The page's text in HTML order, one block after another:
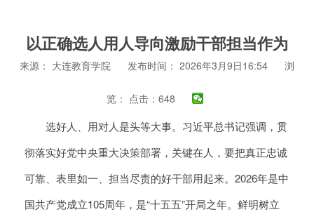
以正确选人用人导向激励干部担当作为
来源： 大连教育学院 发布时间： 2026年3月9日16:54 浏
览： 点击：648
选好人、用对人是头等大事。习近平总书记强调，贯
彻落实好党中央重大决策部署，关键在人，要把真正忠诚
可靠、表里如一、担当尽责的好干部用起来。2026年是中
国共产党成立105周年，是“十五五”开局之年。鲜明树立